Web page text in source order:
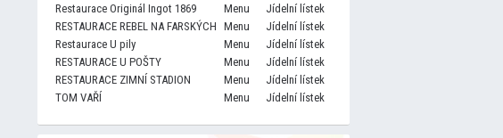
Restaurace Originál Ingot 1869
Menu
Jídelní lístek
RESTAURACE REBEL NA FARSKÝCH Menu
Jídelní lístek
Restaurace U pily
Menu
Jídelní lístek
RESTAURACE U POŠTY
Menu
Jídelní lístek
RESTAURACE ZIMNÍ STADION
Menu
Jídelní lístek
TOM VAŘÍ
Menu Jídelní lístek